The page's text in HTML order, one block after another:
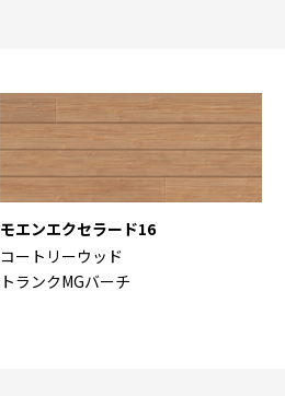
モエンエクセラード16
コートリーウッド
トランクMGバーチ